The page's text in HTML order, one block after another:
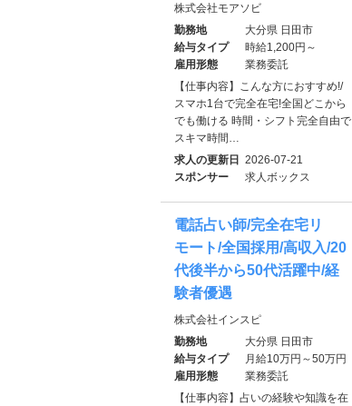
株式会社モアソビ
勤務地
大分県 日田市
給与タイプ
時給1,200円～
雇用形態
業務委託
【仕事内容】こんな方におすすめ!/
スマホ1台で完全在宅!全国どこから
でも働ける 時間・シフト完全自由で
スキマ時間…
求人の更新日 2026-07-21
スポンサー
求人ボックス
電話占い師/完全在宅リ
モート/全国採用/高収入/20
代後半から50代活躍中/経
験者優遇
株式会社インスピ
勤務地
大分県 日田市
給与タイプ
月給10万円～50万円
雇用形態
業務委託
【仕事内容】占いの経験や知識を在